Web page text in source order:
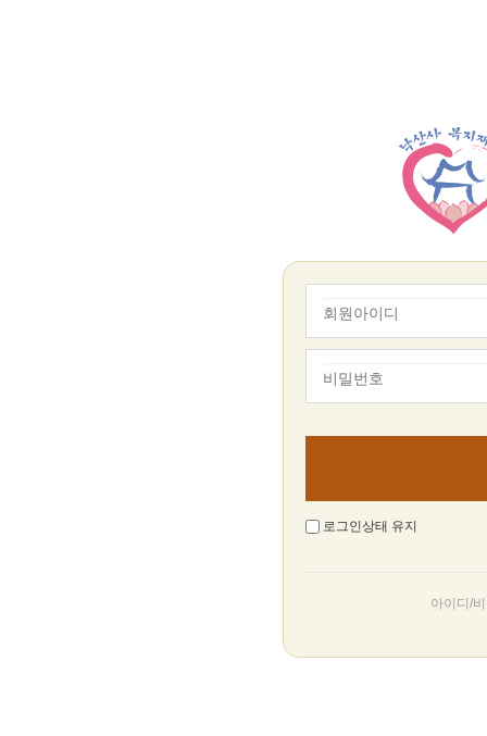
로그인상태 유지
아이디/